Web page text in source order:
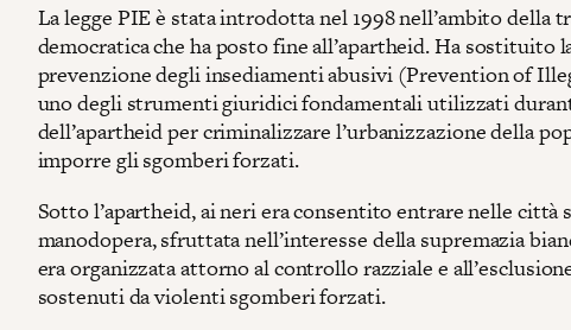
La legge PIE è stata introdotta nel 1998 nell’ambito della
democratica che ha posto fine all’apartheid. Ha sostituito
prevenzione degli insediamenti abusivi (Prevention of
uno degli strumenti giuridici fondamentali utilizzati
dell’apartheid per criminalizzare l’urbanizzazione della
imporre gli sgomberi forzati.
Sotto l’apartheid, ai neri era consentito entrare nelle città
manodopera, sfruttata nell’interesse della supremazia
era organizzata attorno al controllo razziale e
sostenuti da violenti sgomberi forzati.